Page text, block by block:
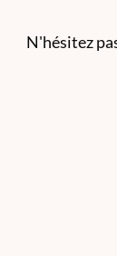
N'hésitez